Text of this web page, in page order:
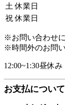
土 休業日
祝 休業日
※お問い合わせ
※時間外のお問
12:00~1:30昼休み
お支払について